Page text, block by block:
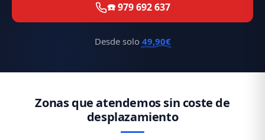
☎️ 979 692 637
Desde solo 49,90€
Zonas que atendemos sin coste de
desplazamiento